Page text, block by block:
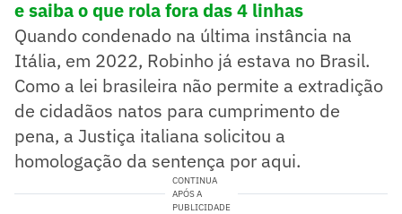
e saiba o que rola fora das 4 linhas
Quando condenado na última instância na
Itália, em 2022, Robinho já estava no Brasil.
Como a lei brasileira não permite a extradição
de cidadãos natos para cumprimento de
pena, a Justiça italiana solicitou a
homologação da sentença por aqui.
CONTINUA
APÓS A
PUBLICIDADE